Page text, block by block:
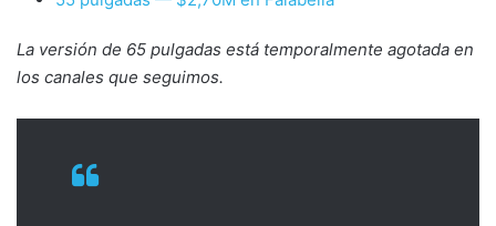
La versión de 65 pulgadas está temporalmente agotada en
los canales que seguimos.